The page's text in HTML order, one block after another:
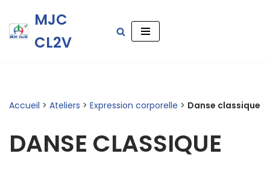
Aller
MJC
CL2V
Accueil > Ateliers > Expression corporelle > Danse classique
DANSE CLASSIQUE